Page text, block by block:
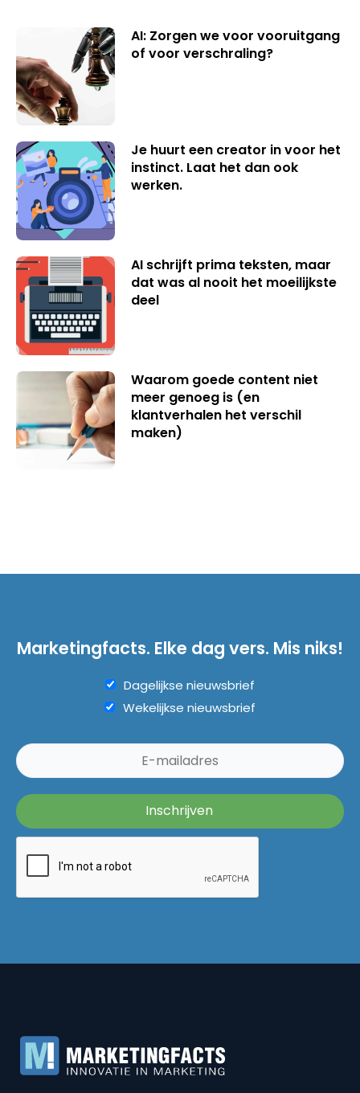
AI: Zorgen we voor vooruitgang
of voor verschraling?
Je huurt een creator in voor het
instinct. Laat het dan ook
werken.
AI schrijft prima teksten, maar
dat was al nooit het moeilijkste
deel
Waarom goede content niet
meer genoeg is (en
klantverhalen het verschil
maken)
Marketingfacts. Elke dag vers. Mis niks!
Dagelijkse nieuwsbrief
Wekelijkse nieuwsbrief